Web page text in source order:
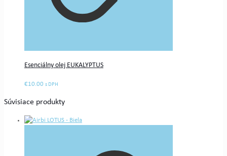
Esenciálny olej EUKALYPTUS
€10.00 s DPH
Súvisiace produkty